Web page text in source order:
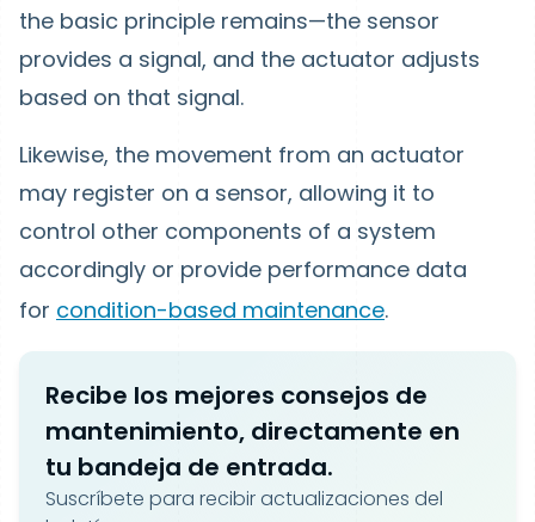
the basic principle remains—the sensor
provides a signal, and the actuator adjusts
based on that signal.
Likewise, the movement from an actuator
may register on a sensor, allowing it to
control other components of a system
accordingly or provide performance data
for condition-based maintenance.
Recibe los mejores consejos de
mantenimiento, directamente en
tu bandeja de entrada.
Suscríbete para recibir actualizaciones del